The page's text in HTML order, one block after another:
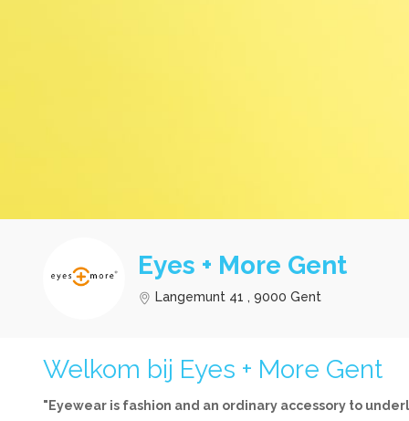
Eyes + More Gent
Langemunt 41 , 9000 Gent
Welkom bij Eyes + More Gent
"Eyewear is fashion and an ordinary accessory to